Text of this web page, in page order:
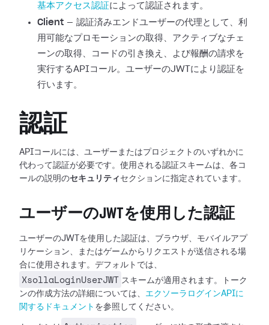
基本アクセス認証によって認証されます。
Client — 認証済みエンドユーザーの代理として、利
用可能なプロモーションの取得、アクティブなチェ
ーンの取得、コードの引き換え、よび報酬の請求を
実行するAPIコール。ユーザーのJWTにより認証を
行います。
認証
APIコールには、ユーザーまたはプロジェクトのいずれかに
代わって認証が必要です。使用される認証スキームは、各コ
ールの説明のセキュリティ セクションに指定されています。
ユーザーのJWTを使用した認証
ユーザーのJWTを使用した認証は、ブラウザ、モバイルアプ
リケーション、またはゲームからリクエストが送信される場
合に使用されます。デフォルトでは、
XsollaLoginUserJWT スキームが適用されます。トーク
ンの作成方法の詳細については、 エクソーラログインAPIに
関するドキュメント を参照してください。